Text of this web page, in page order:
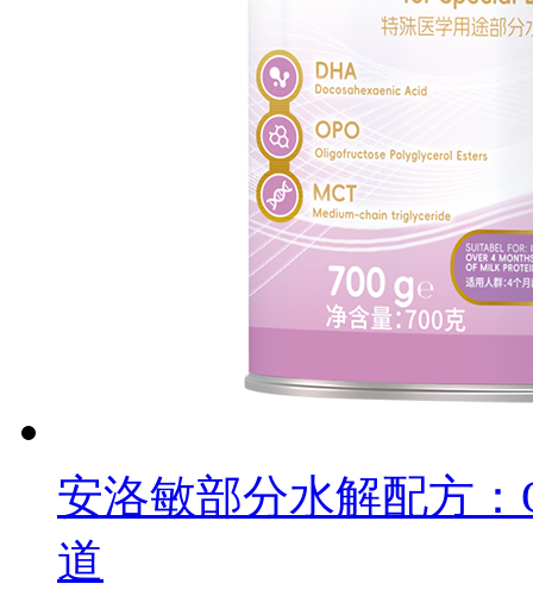
安洛敏部分水解配方
道